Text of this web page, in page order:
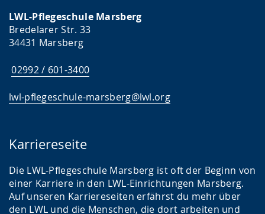
LWL-Pflegeschule Marsberg
Bredelarer Str. 33
34431 Marsberg
02992 / 601-3400
lwl-pflegeschule-marsberg@lwl.org
Karriereseite
Die LWL-Pflegeschule Marsberg ist oft der Beginn von
einer Karriere in den LWL-Einrichtungen Marsberg.
Auf unseren Karriereseiten erfährst du mehr über
den LWL und die Menschen, die dort arbeiten und